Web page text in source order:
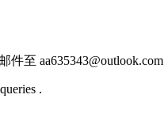
件至 aa635343@outlook.com
.